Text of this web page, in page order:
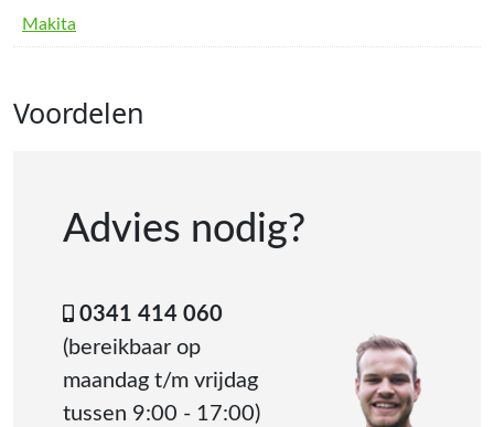
Makita
Voordelen
Advies nodig?
0341 414 060
(bereikbaar op
maandag t/m vrijdag
tussen 9:00 - 17:00)